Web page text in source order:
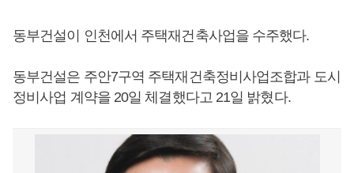
동부건설이 인천에서 주택재건축사업을 수주했다.
동부건설은 주안7구역 주택재건축정비사업조합과 도시
정비사업 계약을 20일 체결했다고 21일 밝혔다.